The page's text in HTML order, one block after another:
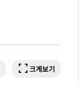
fullscreen 크게보기